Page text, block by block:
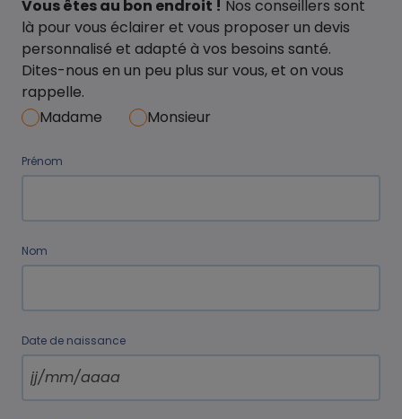
Vous êtes au bon endroit ! Nos conseillers sont
là pour vous éclairer et vous proposer un devis
personnalisé et adapté à vos besoins santé.
Dites-nous en un peu plus sur vous, et on vous
rappelle.
Madame
Monsieur
Prénom
Nom
Date de naissance